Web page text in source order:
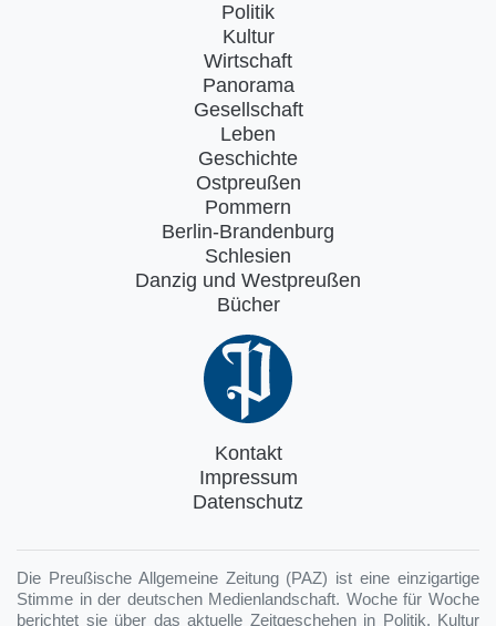
Politik
Kultur
Wirtschaft
Panorama
Gesellschaft
Leben
Geschichte
Ostpreußen
Pommern
Berlin-Brandenburg
Schlesien
Danzig und Westpreußen
Bücher
Kontakt
Impressum
Datenschutz
Die Preußische Allgemeine Zeitung (PAZ) ist eine einzigartige
Stimme in der deutschen Medienlandschaft. Woche für Woche
berichtet sie über das aktuelle Zeitgeschehen in Politik, Kultur